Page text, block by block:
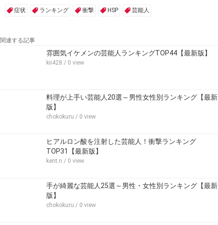
症状 ランキング 衝撃 HSP 芸能人
関連する記事
雰囲気イケメンの芸能人ランキングTOP44【最新版】
kii428 / 0 view
料理が上手い芸能人20選～男性女性別ランキング【最新
版】
chokokuru / 0 view
ヒアルロン酸を注射した芸能人！衝撃ランキング
TOP31【最新版】
kent.n / 0 view
手が綺麗な芸能人25選～男性・女性別ランキング【最新
版】
chokokuru / 0 view